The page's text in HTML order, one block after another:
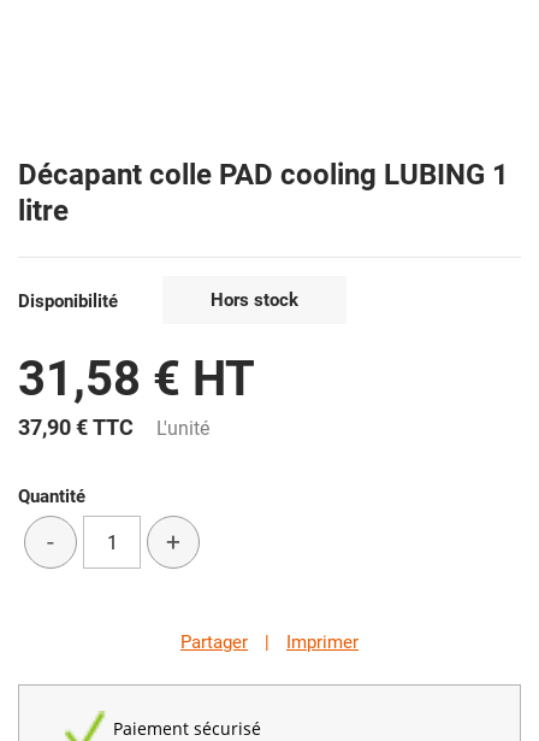
Décapant colle PAD cooling LUBING 1
litre
Disponibilité Hors stock
31,58 € HT
37,90 €TTC L'unité
Quantité
- +
Partager | Imprimer
Paiement sécurisé